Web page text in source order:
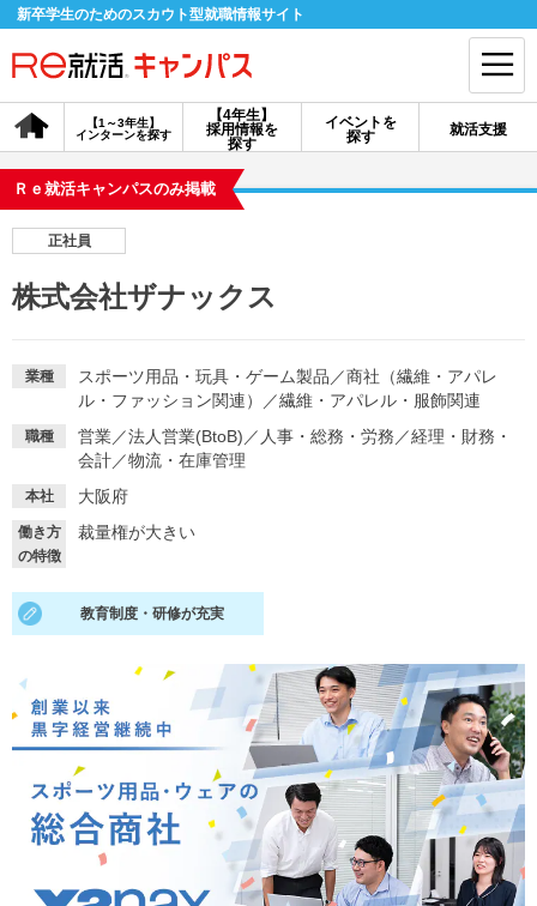
新卒学生のためのスカウト型就職情報サイト
【4年生】
採用情報を
探す
【1～3年生】
インターンを探す
イベントを
探す
就活支援
会員登録 ログイン
探す
イベントを探す スカウト お知らせ
就活ノウハウが満載！
適職診断
あなたに合う仕事を診断！
就活チャンネル
動画で対策講座をチェック
就活ニュースペーパー
就活時事ニュースを更新
よくある質問
不明点があればこちら
Ｒｅ就活キャンパスのみ掲載
正社員
株式会社ザナックス
業種 スポーツ用品・玩具・ゲーム製品 ／商社（繊維・アパレ
ル・ファッション関連）
／繊維・アパレル・服飾関連
職種 営業／法人営業(BtoB) ／ 人事・総務・労務 ／経理・財務・
会計／物流・在庫管理
本社 大阪府
働き方
の特徴
裁量権が大きい
教育制度・研修が充実